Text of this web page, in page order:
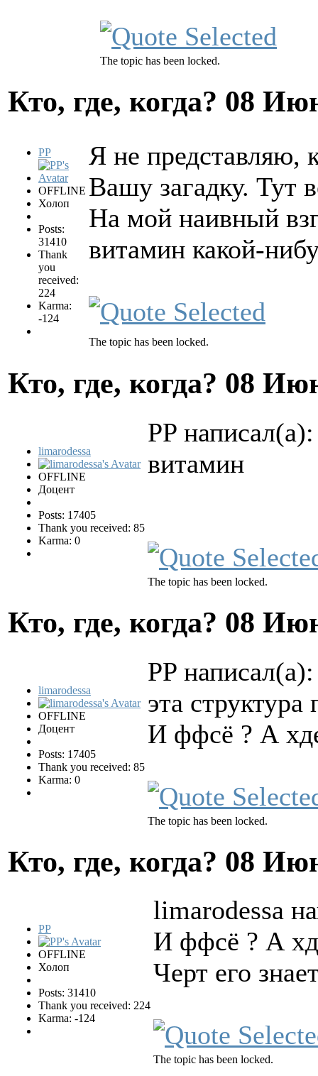
The topic has been locked.
Кто, где, когда? 08
PP
OFFLINE
Холоп
Posts:
31410
Thank
you
received:
224
Karma:
-124
Я не представляю,
Вашу загадку. Тут
На мой наивный
витамин какой-
The topic has been locked.
Кто, где, когда? 08
limarodessa
OFFLINE
Доцент
Posts: 17405
Thank you received: 85
Karma: 0
PP написал(а):
витамин
The topic has been locked.
Кто, где, когда? 08
limarodessa
OFFLINE
Доцент
Posts: 17405
Thank you received: 85
Karma: 0
PP написал(а):
эта
И ффсё ? А
The topic has been locked.
Кто, где, когда? 08
PP
OFFLINE
Холоп
Posts: 31410
Thank you received: 224
Karma: -124
limarodessa
И ффсё ? А
Черт его
The topic has been locked.